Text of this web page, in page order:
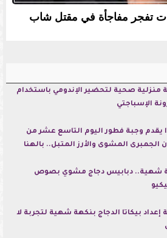
تفجر مفاجأة في مقتل شاب
منزلية صحية لتحضير الإندومي باستخدام
الإسباجتي
يقدم وجبة فطور اليوم التاسع عشر من
الجمبرى المشوى والأرز المتبل.. بالهنا
شهية.. دبابيس دجاج مشوي بصوص
إعداد بيكاتا الدجاج بنكهة شهية لتجربة لا